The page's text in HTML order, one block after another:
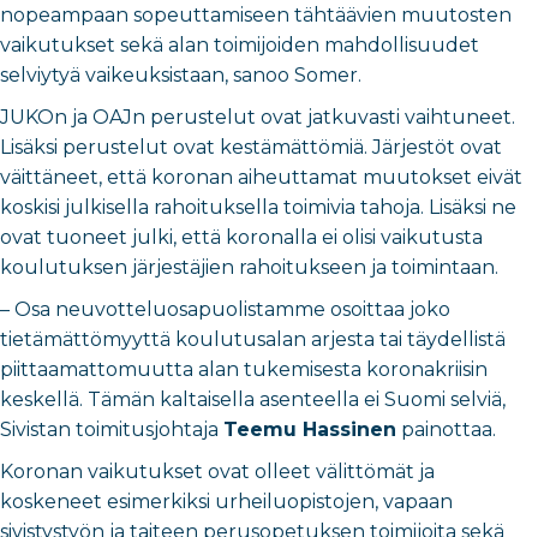
nopeampaan sopeuttamiseen tähtäävien muutosten
vaikutukset sekä alan toimijoiden mahdollisuudet
selviytyä vaikeuksistaan, sanoo Somer.
JUKOn ja OAJn perustelut ovat jatkuvasti vaihtuneet.
Lisäksi perustelut ovat kestämättömiä. Järjestöt ovat
väittäneet, että koronan aiheuttamat muutokset eivät
koskisi julkisella rahoituksella toimivia tahoja. Lisäksi ne
ovat tuoneet julki, että koronalla ei olisi vaikutusta
koulutuksen järjestäjien rahoitukseen ja toimintaan.
– Osa neuvotteluosapuolistamme osoittaa joko
tietämättömyyttä koulutusalan arjesta tai täydellistä
piittaamattomuutta alan tukemisesta koronakriisin
keskellä. Tämän kaltaisella asenteella ei Suomi selviä,
Sivistan toimitusjohtaja Teemu Hassinen painottaa.
Koronan vaikutukset ovat olleet välittömät ja
koskeneet esimerkiksi urheiluopistojen, vapaan
sivistystyön ja taiteen perusopetuksen toimijoita sekä